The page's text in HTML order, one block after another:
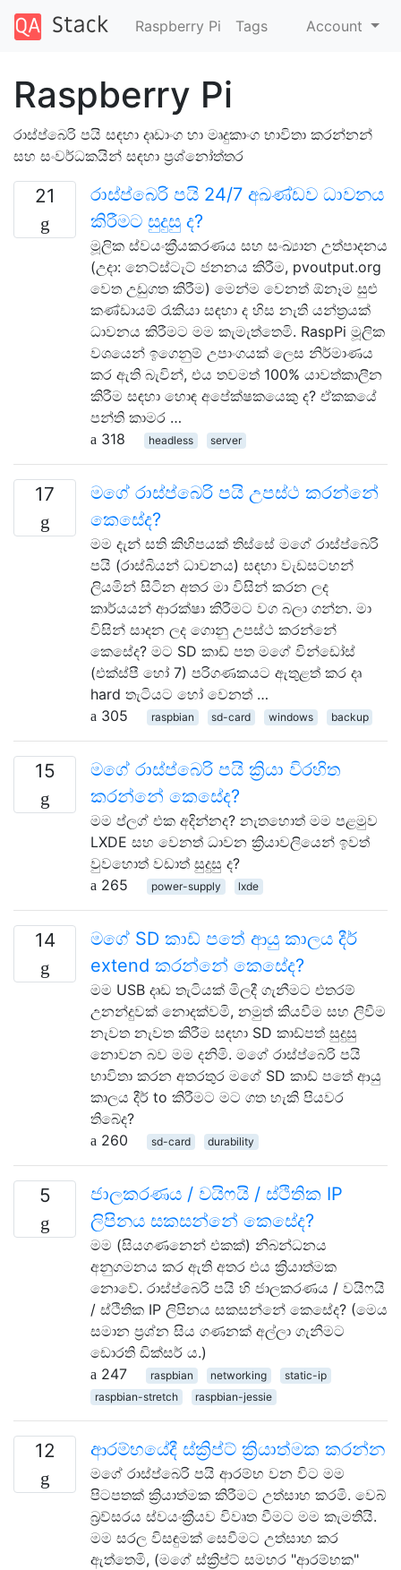
Raspberry Pi Tags Account
Raspberry Pi
රාස්ප්බෙරි පයි සඳහා දෘඩාංග හා මෘදුකාංග භාවිතා කරන්නන්
සහ සංවර්ධකයින් සඳහා ප්‍රශ්නෝත්තර
21
රාස්ප්බෙරි පයි 24/7 අඛණ්ඩව ධාවනය
කිරීමට සුදුසු ද?
මූලික ස්වයංක්‍රීයකරණය සහ සංඛ්‍යාන උත්පාදනය
(උදා: නෙට්ස්ටැට් ජනනය කිරීම, pvoutput.org
වෙත උඩුගත කිරීම) මෙන්ම වෙනත් ඕනෑම සුළු
කණ්ඩායම් රැකියා සඳහා ද හිස නැති යන්ත්‍රයක්
ධාවනය කිරීමට මම කැමැත්තෙමි. RaspPi මූලික
වශයෙන් ඉගෙනුම් උපාංගයක් ලෙස නිර්මාණය
කර ඇති බැවින්, එය තවමත් 100% යාවත්කාලීන
කිරීම සඳහා හොඳ අපේක්ෂකයෙකු ද? ඒකකයේ
පන්ති කාමර …
318
headless server
17
මගේ රාස්ප්බෙරි පයි උපස්ථ කරන්නේ
කෙසේද?
මම දැන් සති කිහිපයක් තිස්සේ මගේ රාස්ප්බෙරි
පයි (රාස්බියන් ධාවනය) සඳහා වැඩසටහන්
ලියමින් සිටින අතර මා විසින් කරන ලද
කාර්යයන් ආරක්ෂා කිරීමට වග බලා ගන්න. මා
විසින් සාදන ලද ගොනු උපස්ථ කරන්නේ
කෙසේද? මට SD කාඩ් පත මගේ වින්ඩෝස්
(එක්ස්පී හෝ 7) පරිගණකයට ඇතුළත් කර දෘ
hard තැටියට හෝ වෙනත් …
305
raspbian sd-card windows backup
15
මගේ රාස්ප්බෙරි පයි ක්‍රියා විරහිත
කරන්නේ කෙසේද?
මම ප්ලග් එක අදින්නද? නැතහොත් මම පළමුව
LXDE සහ වෙනත් ධාවන ක්‍රියාවලියෙන් ඉවත්
වුවහොත් වඩාත් සුදුසු ද?
265
power-supply lxde
14
මගේ SD කාඩ් පතේ ආයු කාලය දීර්
extend කරන්නේ කෙසේද?
මම USB දෘඩ තැටියක් මිලදී ගැනීමට එතරම්
උනන්දුවක් නොදක්වමි, නමුත් කියවීම සහ ලිවීම
නැවත නැවත කිරීම සඳහා SD කාඩ්පත් සුදුසු
නොවන බව මම දනිමි. මගේ රාස්ප්බෙරි පයි
භාවිතා කරන අතරතුර මගේ SD කාඩ් පතේ ආයු
කාලය දීර් to කිරීමට මට ගත හැකි පියවර
තිබේද?
260
sd-card durability
5
ජාලකරණය / වයිෆයි / ස්ථිතික IP
ලිපිනය සකසන්නේ කෙසේද?
මම (සියගණනෙන් එකක්) නිබන්ධනය
අනුගමනය කර ඇති අතර එය ක්‍රියාත්මක
නොවේ. රාස්ප්බෙරි පයි හි ජාලකරණය / වයිෆයි
/ ස්ථිතික IP ලිපිනය සකසන්නේ කෙසේද? (මෙය
සමාන ප්‍රශ්න සිය ගණනක් අල්ලා ගැනීමට
ඩොරති ඩික්සර් ය.)
247
raspbian networking
static-ip
raspbian-stretch
raspbian-jessie
12 ආරම්භයේදී ස්ක්‍රිප්ට් ක්‍රියාත්මක කරන්න
මගේ රාස්ප්බෙරි පයි ආරම්භ වන විට මම
පිටපතක් ක්‍රියාත්මක කිරීමට උත්සාහ කරමි. වෙබ්
බ්‍රව්සරය ස්වයංක්‍රීයව විවෘත වීමට මම කැමතියි.
මම සරල විසඳුමක් සෙවීමට උත්සාහ කර
ඇත්තෙමි, (මගේ ස්ක්‍රිප්ට් සමහර "ආරම්භක"